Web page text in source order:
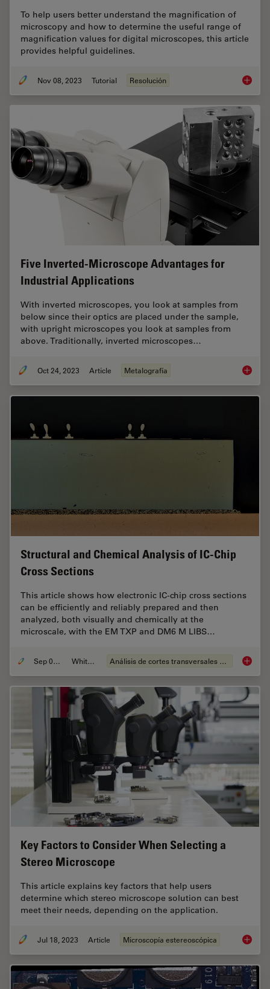
To help users better understand the magnification of
microscopy and how to determine the useful range of
magnification values for digital microscopes, this article
provides helpful guidelines.
Nov 08, 2023 Tutorial Resolución
Five Inverted-Microscope Advantages for
Industrial Applications
With inverted microscopes, you look at samples from
below since their optics are placed under the sample,
with upright microscopes you look at samples from
above. Traditionally, inverted microscopes…
Oct 24, 2023 Article Metalografía Five
Structural and Chemical Analysis of IC-Chip
Cross Sections
This article shows how electronic IC-chip cross sections
can be efficiently and reliably prepared and then
analyzed, both visually and chemically at the
microscale, with the EM TXP and DM6 M LIBS…
Sep 05, 2023 Whitepaper Análisis de cortes transversales para la microelectrónica
Key Factors to Consider When Selecting a
Stereo Microscope
This article explains key factors that help users
determine which stereo microscope solution can best
meet their needs, depending on the application.
Jul 18, 2023 Article Microscopía estereoscópica Key